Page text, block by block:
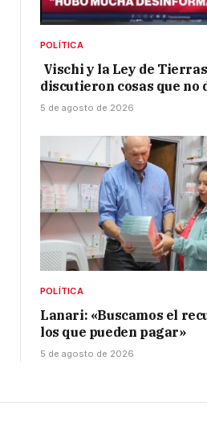
POLÍTICA
Vischi y la Ley de
discutieron cosas que no
5 de agosto de 2026
POLÍTICA
Lanari: «Buscamos el
los que pueden pagar»
5 de agosto de 2026